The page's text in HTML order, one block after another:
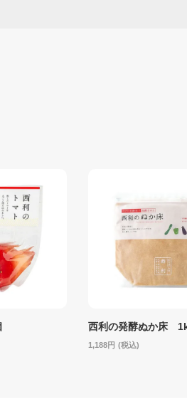
西利の発酵ぬか床
1,188 (税込)